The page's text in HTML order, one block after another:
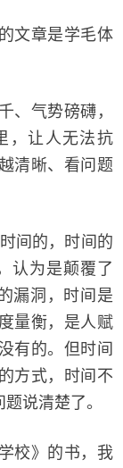
文章是学毛体
气势磅礴，
，让人无法抗
清晰、看问题
间的，时间的
认为是颠覆了
漏洞，时间是
量衡，是人赋
有的。但时间
方式，时间不
说清楚了。
校》的书，我